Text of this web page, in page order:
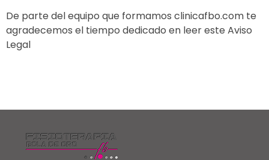
De parte del equipo que formamos clinicafbo.com te
agradecemos el tiempo dedicado en leer este Aviso
Legal